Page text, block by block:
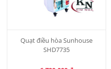
Quạt điều hòa Sunhouse
SHD7735